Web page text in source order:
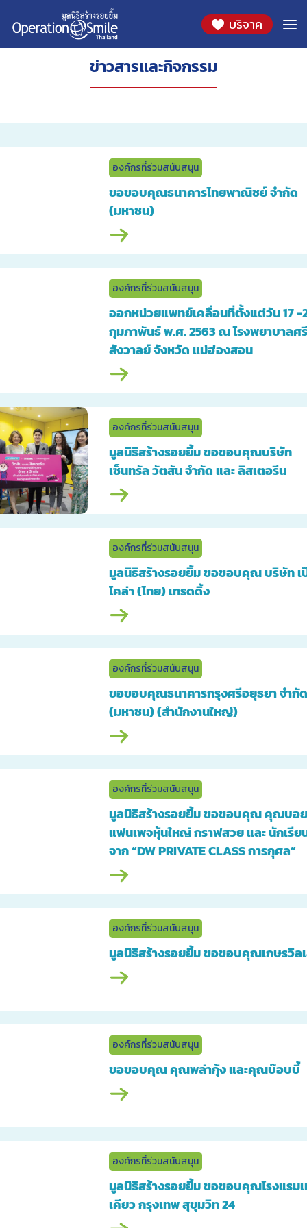
บริจาค
ข่าวสารเเละกิจกรรม
องค์กรที่ร่วมสนับสนุน
ขอขอบคุณธนาคารไทยพาณิชย์ จำกัด
(มหาชน)
องค์กรที่ร่วมสนับสนุน
ออกหน่วยแพทย์เคลื่อนที่ตั้งแต่วัน 17 -
กุมภาพันธ์ พ.ศ. 2563 ณ โรงพยาบาลศ
สังวาลย์ จังหวัด แม่ฮ่องสอน
องค์กรที่ร่วมสนับสนุน
มูลนิธิสร้างรอยยิ้ม ขอขอบคุณบริษัท
เซ็นทรัล วัตสัน จำกัด และ ลิสเตอรีน
องค์กรที่ร่วมสนับสนุน
มูลนิธิสร้างรอยยิ้ม ขอขอบคุณ บริษัท
โคล่า (ไทย) เทรดดิ้ง
องค์กรที่ร่วมสนับสนุน
ขอขอบคุณธนาคารกรุงศรีอยุธยา จำกั
(มหาชน) (สำนักงานใหญ่)
องค์กรที่ร่วมสนับสนุน
มูลนิธิสร้างรอยยิ้ม ขอขอบคุณ คุณบอ
แฟนเพจหุ้นใหญ่ กราฟสวย และ นักเรีย
จาก “DW PRIVATE CLASS การกุศล”
องค์กรที่ร่วมสนับสนุน
มูลนิธิสร้างรอยยิ้ม ขอขอบคุณเกษรวิล
องค์กรที่ร่วมสนับสนุน
ขอขอบคุณ คุณพล่ากุ้ง และคุณบ๊อบบี้
องค์กรที่ร่วมสนับสนุน
มูลนิธิสร้างรอยยิ้ม ขอขอบคุณโรงแรม
เคียว กรุงเทพ สุขุมวิท 24